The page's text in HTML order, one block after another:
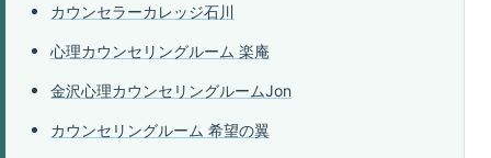
カウンセラーカレッジ石川
心理カウンセリングルーム 楽庵
金沢心理カウンセリングルームJon
カウンセリングルーム 希望の翼